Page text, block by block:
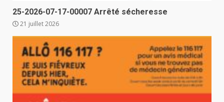
25-2026-07-17-00007 Arrêté sécheresse
21 juillet 2026